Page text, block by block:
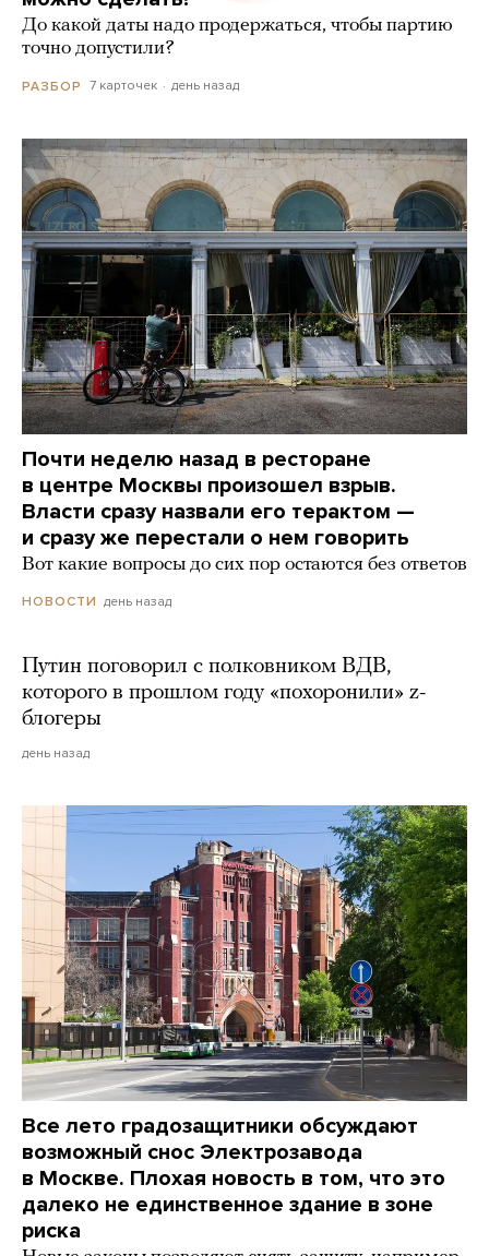
До какой даты надо продержаться, чтобы партию
точно допустили?
РАЗБОР 7 карточек день назад
Почти неделю назад в ресторане
в центре Москвы произошел взрыв.
Власти сразу назвали его терактом —
и сразу же перестали о нем говорить
Вот какие вопросы до сих пор остаются без ответов
НОВОСТИ день назад
Путин поговорил с полковником ВДВ,
которого в прошлом году «похоронили» z-
блогеры
день назад
Все лето градозащитники обсуждают
возможный снос Электрозавода
в Москве. Плохая новость в том, что это
далеко не единственное здание в зоне
риска